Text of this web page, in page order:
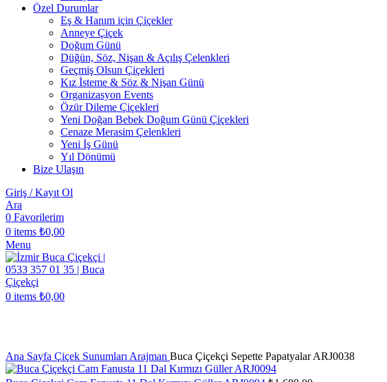
Özel Durumlar
Eş & Hanım için Çiçekler
Anneye Çiçek
Doğum Günü
Düğün, Söz, Nişan & Açılış Çelenkleri
Geçmiş Olsun Çiçekleri
Kız İsteme & Söz & Nişan Günü
Organizasyon Events
Özür Dileme Çiçekleri
Yeni Doğan Bebek Doğum Günü Çiçekleri
Cenaze Merasim Çelenkleri
Yeni İş Günü
Yıl Dönümü
Bize Ulaşın
Giriş / Kayıt Ol
Ara
0 Favorilerim
0 items ₺0,00
Menu
0 items ₺0,00
Ana Sayfa Çiçek Sunumları Arajman Buca Çiçekçi Sepette Papatyalar ARJ0038